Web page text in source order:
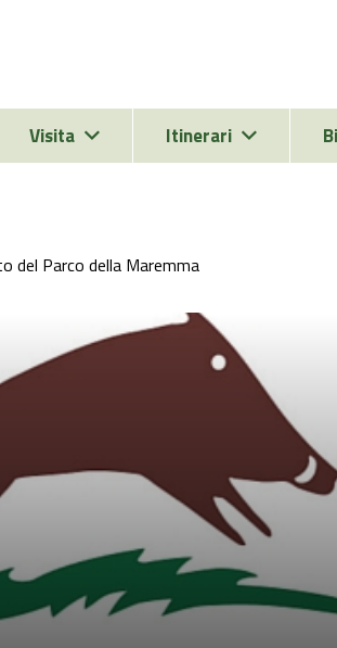
Visita Itinerari
del Parco della Maremma